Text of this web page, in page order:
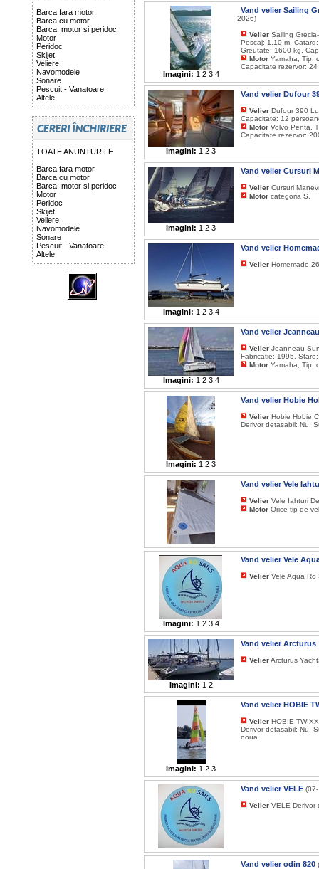
Barca fara motor
Barca cu motor
Barca, motor si peridoc
Motor
Peridoc
Skijet
Veliere
Navomodele
Sonare
Pescuit - Vanatoare
Altele
TOATE ANUNTURILE
Barca fara motor
Barca cu motor
Barca, motor si peridoc
Motor
Peridoc
Skijet
Veliere
Navomodele
Sonare
Pescuit - Vanatoare
Altele
Imagini: 1 2 3 4
Vand velier Sailing
2026)
Velier Sailing
Pescaj: 1.10 m,
Greutate: 1600 kg,
Motor Yamaha, Tip:
Capacitate rezervor:
Imagini: 1 2 3
Vand velier Dufour
Velier Dufour 390
Capacitate: 12
Motor Volvo Penta,
Capacitate rezervor:
Imagini: 1 2 3
Vand velier Cursuri
Velier Cursuri
Motor categoria S,
Imagini: 1 2 3 4
Vand velier
Velier Homemade
Imagini: 1 2 3 4
Vand velier
Velier Jeanneau
Fabricatie: 1995,
Motor Yamaha, Tip:
Imagini: 1 2 3
Vand velier Hobie
Velier Hobie Hobie
Derivor detasabil: Nu,
Vand velier Vele
Velier Vele Iahturi
Motor Orice tip de
Imagini: 1 2 3 4
Vand velier Vele
Velier Vele Aqua Ro
Imagini: 1 2
Vand velier Arcturus
VelierArcturus
Imagini: 1 2 3
Vand velier HOBIE
Velier HOBIE
Derivor detasabil: Nu,
noua
Vand velier VELE
Velier VELE Derivor
Vand velier odin 820